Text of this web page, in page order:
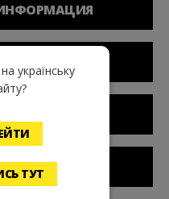
українську
ТУТ